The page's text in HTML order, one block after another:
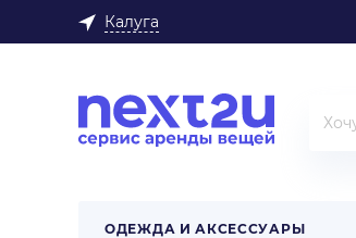
Калуга
ОДЕЖДА И АКСЕССУАРЫ